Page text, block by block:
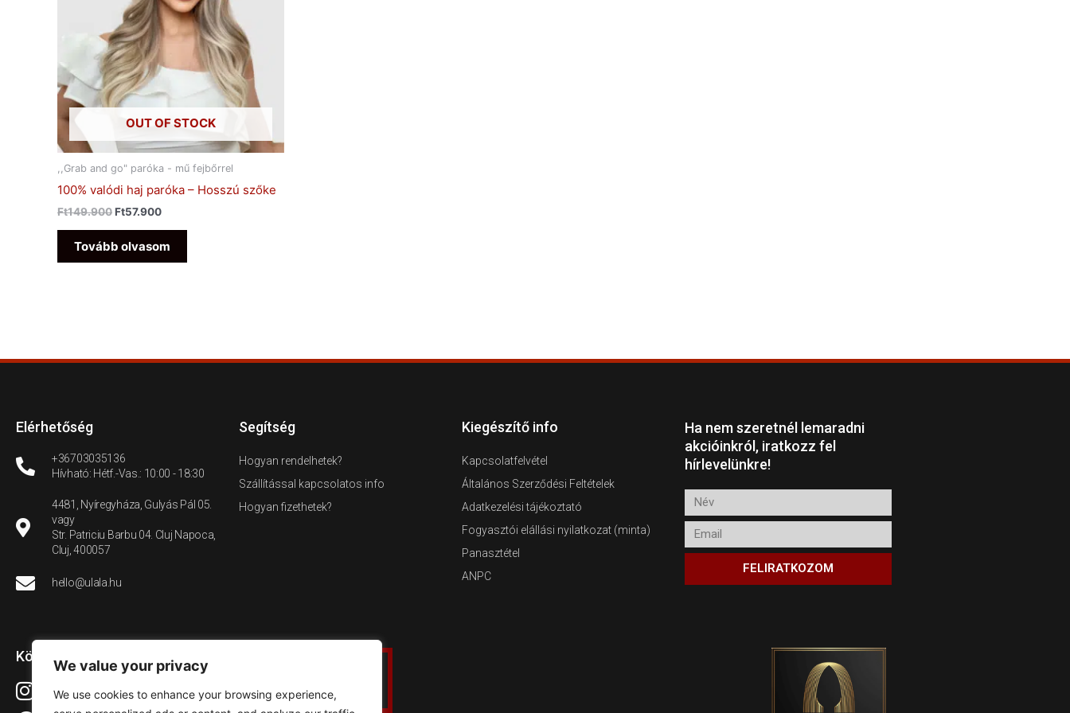
We value your privacy
We use cookies to enhance your browsing experience,
OUT OF STOCK
,,Grab and go" paróka - mű fejbőrrel
100% valódi haj paróka – Hosszú szőke
Ft149.900Ft57.900
Tovább olvasom
Elérhetőség
+36703035136
Hívható: Hétf.-Vas.: 10:00 - 18:30
4481, Nyíregyháza, Gulyás Pál 05.
vagy
Str. Patriciu Barbu 04. Cluj Napoca,
Cluj, 400057
hello@ulala.hu
Segítség
Hogyan rendelhetek?
Szállítással kapcsolatos info
Hogyan fizethetek?
Kiegészítő info
Kapcsolatfelvétel
Általános Szerződési Feltételek
Adatkezelési tájékoztató
Fogyasztói elállási nyilatkozat (minta)
Panasztétel
ANPC
Ha nem szeretnél lemaradni
akcióinkról, iratkozz fel
hírlevelünkre!
Név
Email
FELIRATKOZOM
Közösségi média
Instagram